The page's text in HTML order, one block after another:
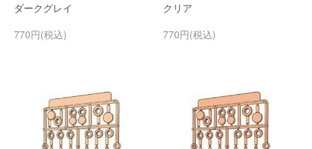
ダークグレイ
770円(税込)
クリア
770円(税込)